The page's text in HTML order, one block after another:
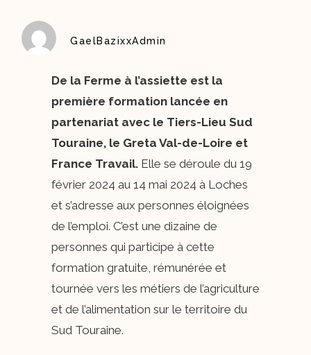
GaelBazixxAdmin
De la Ferme à l’assiette est la
première formation lancée en
partenariat avec le Tiers-Lieu Sud
Touraine, le Greta Val-de-Loire et
France Travail. Elle se déroule du 19
février 2024 au 14 mai 2024 à Loches
et s’adresse aux personnes éloignées
de l’emploi. C’est une dizaine de
personnes qui participe à cette
formation gratuite, rémunérée et
tournée vers les métiers de l’agriculture
et de l’alimentation sur le territoire du
Sud Touraine.